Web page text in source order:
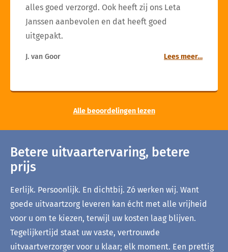
alles goed verzorgd. Ook heeft zij ons Leta
Janssen aanbevolen en dat heeft goed
uitgepakt.
J. van Goor Lees meer…
Alle beoordelingen lezen
Betere uitvaartervaring, betere
prijs
Eerlijk. Persoonlijk. En dichtbij. Zó werken wij. Want
goede uitvaartzorg leveren kan écht met alle vrijheid
voor u om te kiezen, terwijl uw kosten laag blijven.
Tegelijkertijd staat uw vaste, vertrouwde
uitvaartverzorger voor u klaar; elk moment. Een prettig